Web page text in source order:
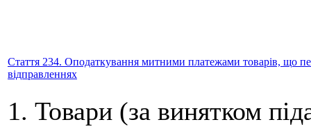
Стаття 234. Оподаткування митними платежами товарів, що
відправленнях
1. Товари (за винятком